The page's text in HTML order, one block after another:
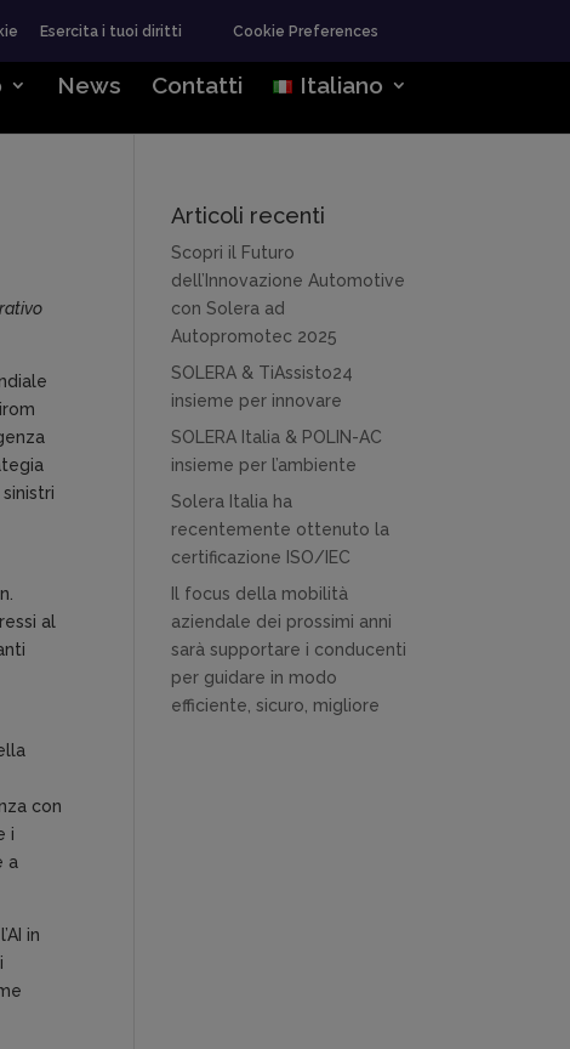
Esercita i tuoi diritti Cookie Preferences
News Contatti Italiano
al
con
i
a
in
Articoli recenti
Scopri il Futuro
dell’Innovazione Automotive
con Solera ad
Autopromotec 2025
SOLERA & TiAssisto24
insieme per innovare
SOLERA Italia & POLIN-AC
insieme per l’ambiente
Solera Italia ha
recentemente ottenuto la
certificazione ISO/IEC
Il focus della mobilità
aziendale dei prossimi anni
sarà supportare i conducenti
per guidare in modo
efficiente, sicuro, migliore